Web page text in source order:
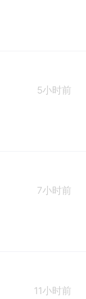
5小时前
7小时前
11小时前